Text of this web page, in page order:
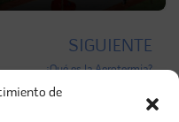
de
SIGUIENTE
¿Qué es la Aerotermia?